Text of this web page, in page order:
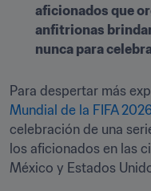
aficionados que
anfitrionas
nunca para
Para despertar más
Mundial de la FIFA
celebración de una
los aficionados en las
México y Estados